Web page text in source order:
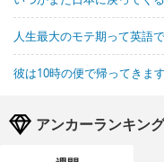
人生最大のモテ期って英語
彼は10時の便で帰ってきま
アンカーランキング